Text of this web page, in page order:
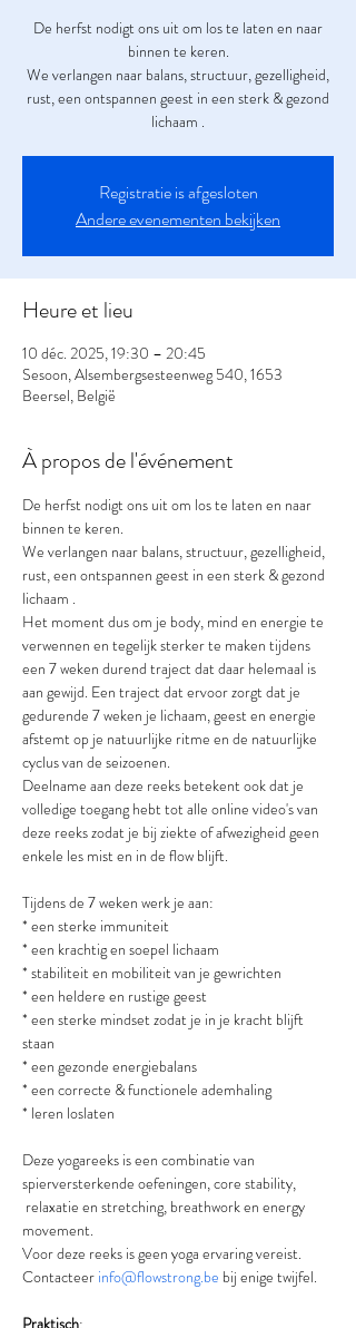
De herfst nodigt ons uit om los te laten en naar
binnen te keren.
We verlangen naar balans, structuur, gezelligheid,
rust, een ontspannen geest in een sterk & gezond
lichaam .
Registratie is afgesloten
Andere evenementen bekijken
Heure et lieu
10 déc. 2025, 19:30 – 20:45
Sesoon, Alsembergsesteenweg 540, 1653
Beersel, België
À propos de l'événement
De herfst nodigt ons uit om los te laten en naar
binnen te keren.
We verlangen naar balans, structuur, gezelligheid,
rust, een ontspannen geest in een sterk & gezond
lichaam .
Het moment dus om je body, mind en energie te
verwennen en tegelijk sterker te maken tijdens
een 7 weken durend traject dat daar helemaal is
aan gewijd. Een traject dat ervoor zorgt dat je
gedurende 7 weken je lichaam, geest en energie
afstemt op je natuurlijke ritme en de natuurlijke
cyclus van de seizoenen.
Deelname aan deze reeks betekent ook dat je
volledige toegang hebt tot alle online video's van
deze reeks zodat je bij ziekte of afwezigheid geen
enkele les mist en in de flow blijft.
Tijdens de 7 weken werk je aan:
* een sterke immuniteit
* een krachtig en soepel lichaam
* stabiliteit en mobiliteit van je gewrichten
* een heldere en rustige geest
* een sterke mindset zodat je in je kracht blijft
staan
* een gezonde energiebalans
* een correcte & functionele ademhaling
* leren loslaten
Deze yogareeks is een combinatie van
spierversterkende oefeningen, core stability,
relaxatie en stretching, breathwork en energy
movement.
Voor deze reeks is geen yoga ervaring vereist.
Contacteer info@flowstrong.be bij enige twijfel.
Praktisch: